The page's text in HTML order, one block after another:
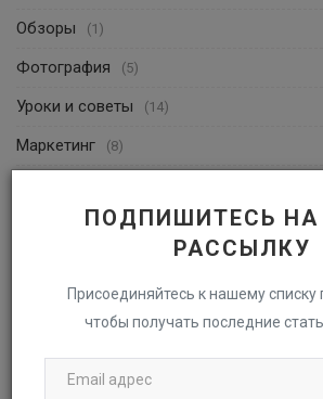
ПОДПИШИТЕСЬ
РАССЫЛКУ
Присоединяйтесь к нашему списку
чтобы получать последние
Обзоры (1)
Фотография (5)
Уроки и советы (14)
Маркетинг (8)
Технологии (1)
Тренды (6)